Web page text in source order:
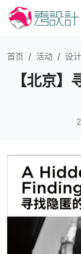
首页 活动 设
【北京